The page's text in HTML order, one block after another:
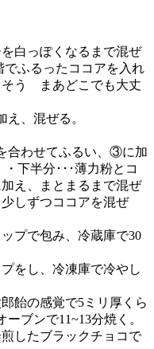
白っぽくなるまで混ぜ
ふるったココアを入れ
そう まあどこでも大丈
、混ぜる。
合わせてふるい、③に加
下半分･･･薄力粉とコ
え、まとまるまで混ぜ
しずつココアを混ぜ
プで包み、冷蔵庫で30
をし、冷凍庫で冷やし
飴の感覚で5ミリ厚くら
ブンで11~13分焼く。
したブラックチョコで